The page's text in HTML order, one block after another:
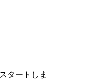
タートしま